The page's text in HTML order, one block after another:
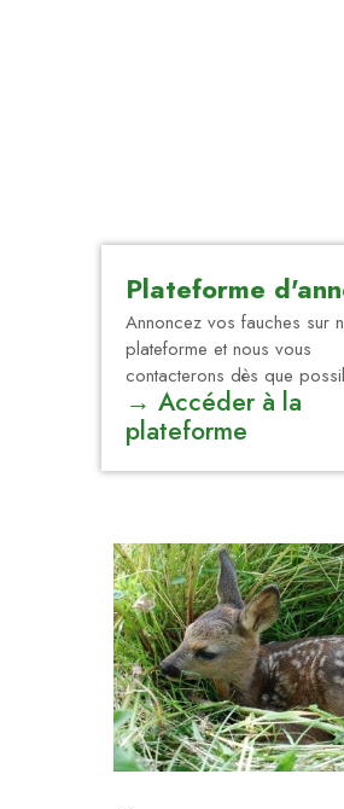
Plateforme
Annoncez vos fauches sur
plateforme et nous vous
contacterons dès que
→ Accéder à la
plateforme